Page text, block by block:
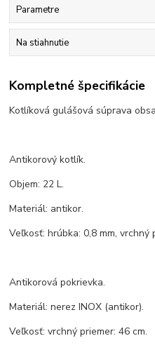
Parametre
Na stiahnutie
Kompletné špecifikácie
Kotlíková gulášová súprava
Antikorový kotlík.
Objem: 22 L.
Materiál: antikor.
Veľkosť: hrúbka: 0,8 mm, vrchný
Antikorová pokrievka.
Materiál: nerez INOX (antikor).
Veľkosť: vrchný priemer: 46 cm.